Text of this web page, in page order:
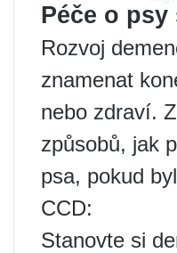
Péče o
Rozvoj
znamenat
nebo zdraví.
způsobů, jak
psa, pokud
CCD:
Stanovte si